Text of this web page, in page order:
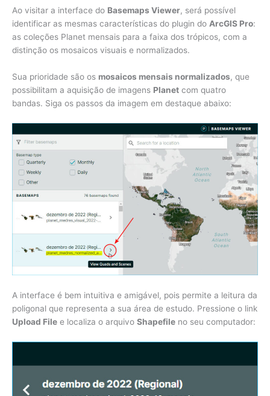
Ao visitar a interface do Basemaps Viewer, será possível
identificar as mesmas características do plugin do ArcGIS Pro:
as coleções Planet mensais para a faixa dos trópicos, com a
distinção os mosaicos visuais e normalizados.
Sua prioridade são os mosaicos mensais normalizados, que
possibilitam a aquisição de imagens Planet com quatro
bandas. Siga os passos da imagem em destaque abaixo:
A interface é bem intuitiva e amigável, pois permite a leitura da
poligonal que representa a sua área de estudo. Pressione o link
Upload File e localiza o arquivo Shapefile no seu computador: